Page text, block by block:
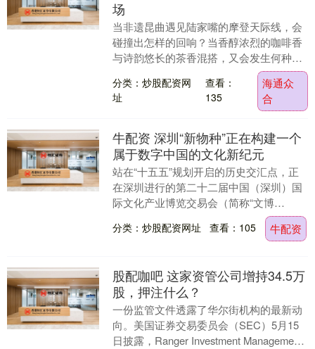
场
当非遗昆曲遇见陆家嘴的摩登天际线，会
碰撞出怎样的回响？当香醇浓烈的咖啡香
与诗韵悠长的茶香混搭，又会发生何种化
学反应？ 陆家嘴国际咖啡文化节首次开设
的春季特别场今....
分类：炒股配资网
址
查看：
135
海通众
合
牛配资 深圳“新物种”正在构建一个
属于数字中国的文化新纪元
站在“十五五”规划开启的历史交汇点，正
在深圳进行的第二十二届中国（深圳）国
际文化产业博览交易会（简称“文博
会”），不仅是文化产品的展示橱窗与文化
出海的交互门户，....
分类：炒股配资网址 查看：105 牛配资
股配咖吧 这家资管公司增持34.5万
股，押注什么？
一份监管文件透露了华尔街机构的最新动
向。美国证券交易委员会（SEC）5月15
日披露，Ranger Investment Management